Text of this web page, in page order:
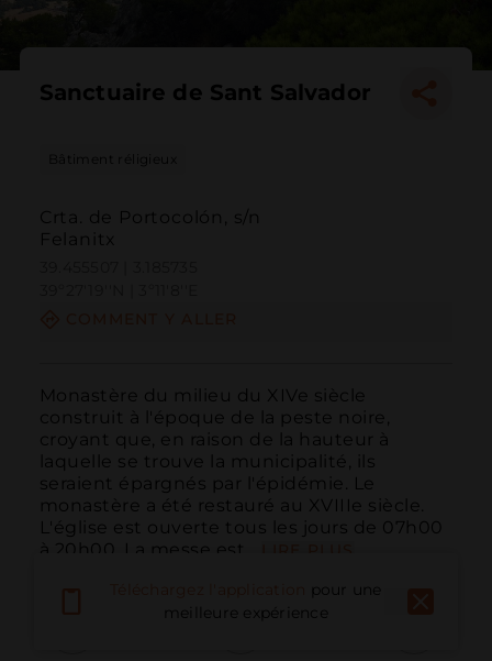
Sanctuaire de Sant Salvador
Bâtiment réligieux
Crta. de Portocolón, s/n
Felanitx
Monastère du milieu du XIVe siècle
construit à l'époque de la peste noire,
croyant que, en raison de la hauteur à
laquelle se trouve la municipalité, ils
seraient épargnés par l'épidémie. Le
monastère a été restauré au XVIIIe siècle.
L'église est ouverte tous les jours de 07h00
à 20h00. La messe est...
pour une
meilleure expérience